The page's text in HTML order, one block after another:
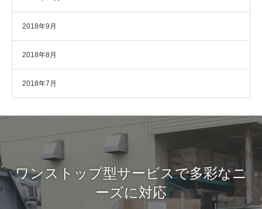
2018年9月
2018年8月
2018年7月
ワンストップ型サービスで多彩なニ
ーズに対応